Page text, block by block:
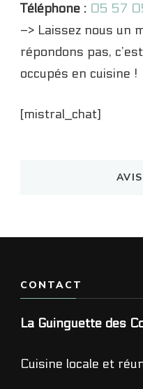
Téléphone : 05 57
–> Laissez nous un
répondons pas,
occupés en cuisine !
[mistral_chat]
CONTACT
La Guinguette des
Cuisine locale et